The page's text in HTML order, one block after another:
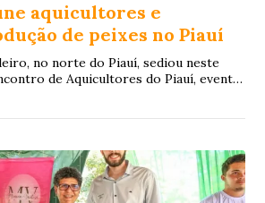
aquicultores e
de peixes no Piauí
no norte do Piauí, sediou neste
de Aquicultores do Piauí, evento